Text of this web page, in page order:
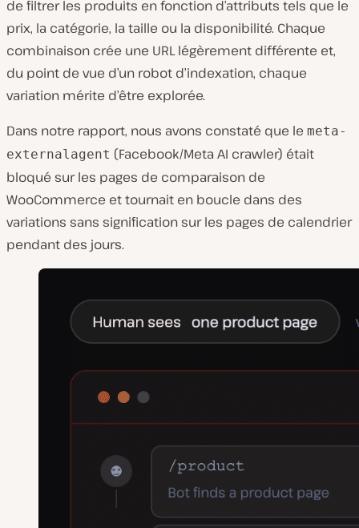
de filtrer les produits en fonction d’attributs tels que le
prix, la catégorie, la taille ou la disponibilité. Chaque
combinaison crée une URL légèrement différente et,
du point de vue d’un robot d’indexation, chaque
variation mérite d’être explorée.
Dans notre rapport, nous avons constaté que le meta-
externalagent (Facebook/Meta AI crawler) était
bloqué sur les pages de comparaison de
WooCommerce et tournait en boucle dans des
variations sans signification sur les pages de calendrier
pendant des jours.